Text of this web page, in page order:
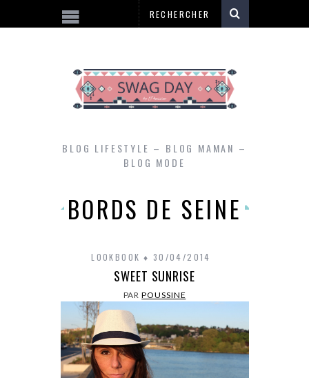
BLOG LIFESTYLE – BLOG MAMAN –
BLOG MODE
BORDS DE SEINE
LOOKBOOK 30/04/2014
SWEET SUNRISE
PARPOUSSINE